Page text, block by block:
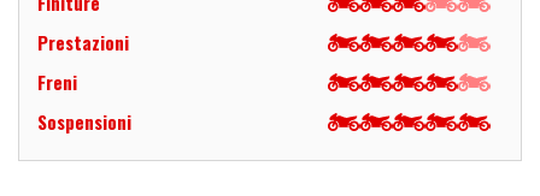
Prestazioni
Freni
Sospensioni